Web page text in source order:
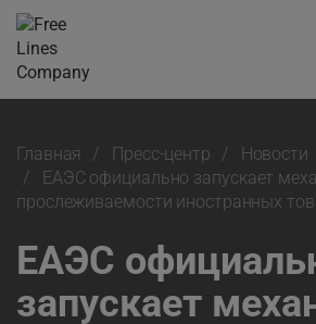
Главная Пресс-центр
Новости
ЕАЭС официально запускает
прослеживаемости иностранных
ЕАЭС
запускает